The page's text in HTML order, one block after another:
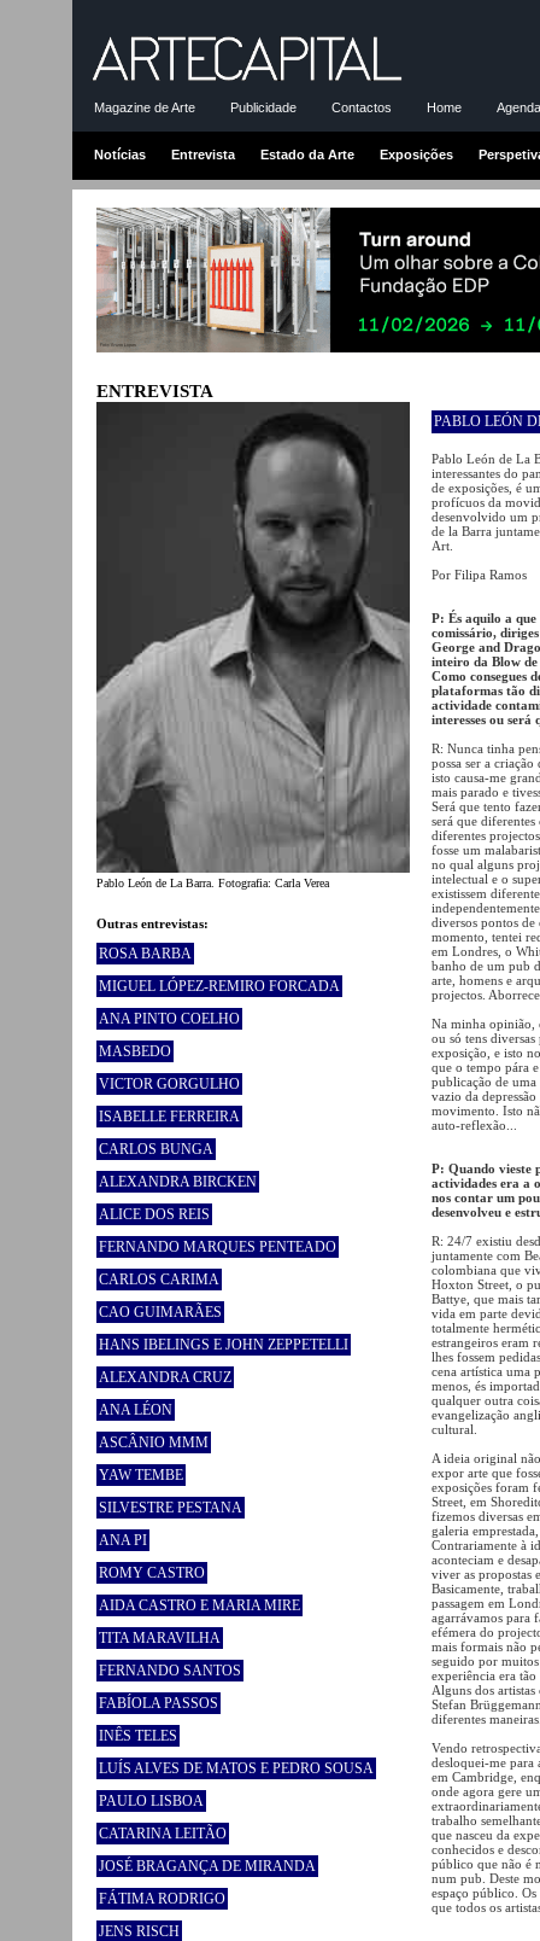
Magazine de Arte Publicidade Contactos Home
Notícias Entrevista Estado da Arte Exposições
ENTREVISTA
Pablo León de La Barra. Fotografia: Carla Verea
Outras entrevistas:
ROSA BARBA
MIGUEL LÓPEZ-REMIRO FORCADA
ANA PINTO COELHO
MASBEDO
VICTOR GORGULHO
ISABELLE FERREIRA
CARLOS BUNGA
ALEXANDRA BIRCKEN
ALICE DOS REIS
FERNANDO MARQUES PENTEADO
CARLOS CARIMA
CAO GUIMARÃES
HANS IBELINGS E JOHN ZEPPETELLI
ALEXANDRA CRUZ
ANA LÉON
ASCÂNIO MMM
YAW TEMBE
SILVESTRE PESTANA
ANA PI
ROMY CASTRO
AIDA CASTRO E MARIA MIRE
TITA MARAVILHA
FERNANDO SANTOS
FABÍOLA PASSOS
INÊS TELES
LUÍS ALVES DE MATOS E PEDRO SOUSA
PAULO LISBOA
CATARINA LEITÃO
JOSÉ BRAGANÇA DE MIRANDA
FÁTIMA RODRIGO
JENS RISCH
PABLO LEÓN
Pablo León de La
interessantes do
de exposições, é
profícuos da
desenvolvido um
de la Barra
Art.
Por Filipa Ramos
P: És aquilo a
comissário,
George and
inteiro da Blow
Como consegues
plataformas tão
actividade
interesses ou será
R: Nunca tinha
possa ser a
isto causa-me
mais parado e
Será que tento
será que
diferentes
fosse um
no qual alguns
intelectual e o
existissem
diversos pontos de
momento, tentei
em Londres, o
banho de um pub
arte, homens e
projectos.
Na minha opinião,
ou só tens
exposição, e isto
que o tempo pára
publicação de
vazio da
movimento. Isto
auto-reflexão...
P: Quando vieste
actividades era a
nos contar um
desenvolveu e
R: 24/7 existiu
juntamente com
colombiana que
Hoxton Street, o
Battye, que mais
vida em parte
totalmente
estrangeiros eram
lhes fossem
cena artística uma
menos, és
qualquer outra
evangelização
cultural.
A ideia original
expor arte que
exposições foram
Street, em
fizemos diversas
galeria
Contrariamente à
aconteciam e
viver as propostas
Basicamente,
passagem em
agarrávamos para
efémera do
mais formais não
seguido por muitos
experiência era
Alguns dos
Stefan
diferentes
Vendo
desloquei-me para
em Cambridge,
onde agora gere
trabalho
que nasceu da
conhecidos e
público que não é
num pub. Deste
espaço público. Os
que todos os